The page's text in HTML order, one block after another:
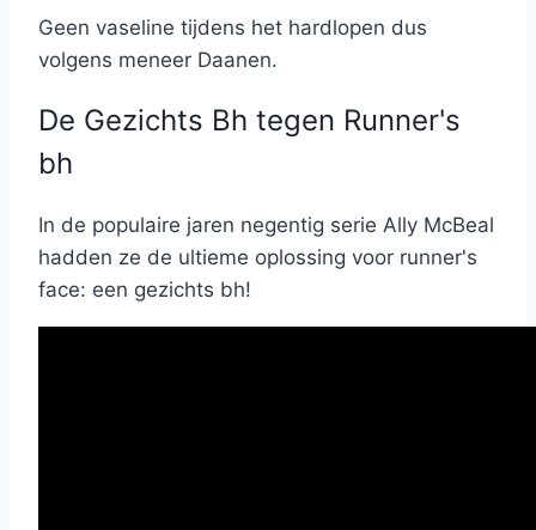
Geen vaseline tijdens het hardlopen dus
volgens meneer Daanen.
De Gezichts Bh tegen Runner's
bh
In de populaire jaren negentig serie Ally McBeal
hadden ze de ultieme oplossing voor runner's
face: een gezichts bh!